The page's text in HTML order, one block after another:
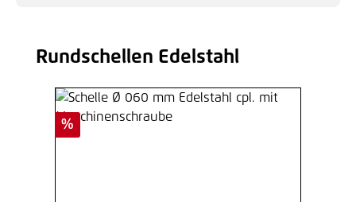
Produktgalerie überspringen
Rundschellen Edelstahl
Rabatt
%